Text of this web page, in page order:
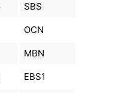
SBS
OCN
MBN
EBS1